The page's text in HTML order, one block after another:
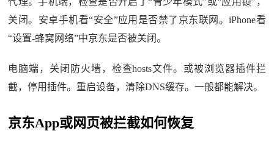
关闭。安卓手机看“安全”应用是否禁了京东联网。iPhone看
“设置-蜂窝网络”中京东是否被关闭。
电脑端，关闭防火墙，检查hosts文件。或被浏览器插件拦
截，停用插件。重启设备，清除DNS缓存。一般都能解决。
京东App或网页被拦截如何恢复